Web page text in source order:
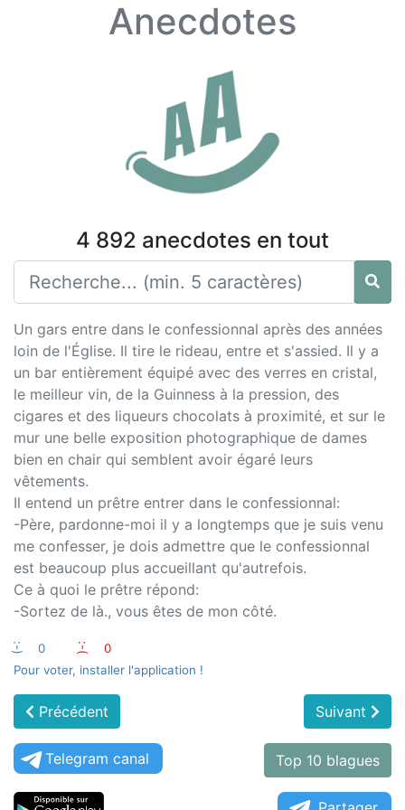
Anecdotes
4 892 anecdotes en tout
Un gars entre dans le confessionnal après des années
loin de l'Église. Il tire le rideau, entre et s'assied. Il y a
un bar entièrement équipé avec des verres en cristal,
le meilleur vin, de la Guinness à la pression, des
cigares et des liqueurs chocolats à proximité, et sur le
mur une belle exposition photographique de dames
bien en chair qui semblent avoir égaré leurs
vêtements.
Il entend un prêtre entrer dans le confessionnal:
-Père, pardonne-moi il y a longtemps que je suis venu
me confesser, je dois admettre que le confessionnal
est beaucoup plus accueillant qu'autrefois.
Ce à quoi le prêtre répond:
-Sortez de là., vous êtes de mon côté.
:-) 0 :-(
0
Pour voter, installer l'application !
Précédent Suivant
Telegram canal Top 10 blagues